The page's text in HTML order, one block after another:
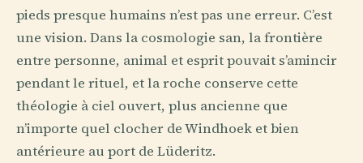
pieds presque humains n’est pas une erreur. C’est
une vision. Dans la cosmologie san, la frontière
entre personne, animal et esprit pouvait s’amincir
pendant le rituel, et la roche conserve cette
théologie à ciel ouvert, plus ancienne que
n’importe quel clocher de Windhoek et bien
antérieure au port de Lüderitz.